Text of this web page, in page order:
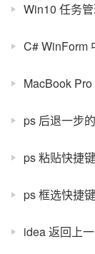
Win10 任务
C# WinForm
MacBook
ps 后退一步
ps 粘贴快捷
ps 框选快捷
idea 返回上